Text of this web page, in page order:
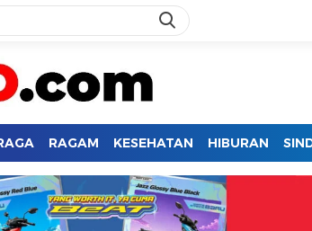
RAGAM KESEHATAN HIBURAN